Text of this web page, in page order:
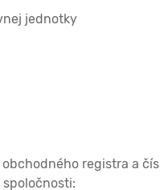
jednotky
obchodného registra a